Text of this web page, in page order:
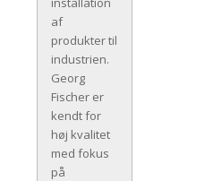
af
produkter til
industrien.
Georg
Fischer er
kendt for
høj kvalitet
med fokus
på